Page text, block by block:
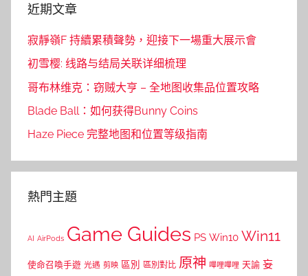
近期文章
寂靜嶺F 持續累積聲勢，迎接下一場重大展示會
初雪樱: 线路与结局关联详细梳理
哥布林维克：窃贼大亨 – 全地图收集品位置攻略
Blade Ball：如何获得Bunny Coins
Haze Piece 完整地图和位置等级指南
熱門主題
AI AirPods Game Guides PS Win10 Win11
使命召喚手遊 光遇 剪映 區別 區別對比 原神 嗶哩嗶哩 天諭 妄